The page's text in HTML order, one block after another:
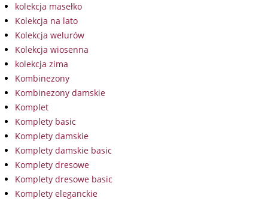
kolekcja masełko
Kolekcja na lato
Kolekcja welurów
Kolekcja wiosenna
kolekcja zima
Kombinezony
Kombinezony damskie
Komplet
Komplety basic
Komplety damskie
Komplety damskie basic
Komplety dresowe
Komplety dresowe basic
Komplety eleganckie